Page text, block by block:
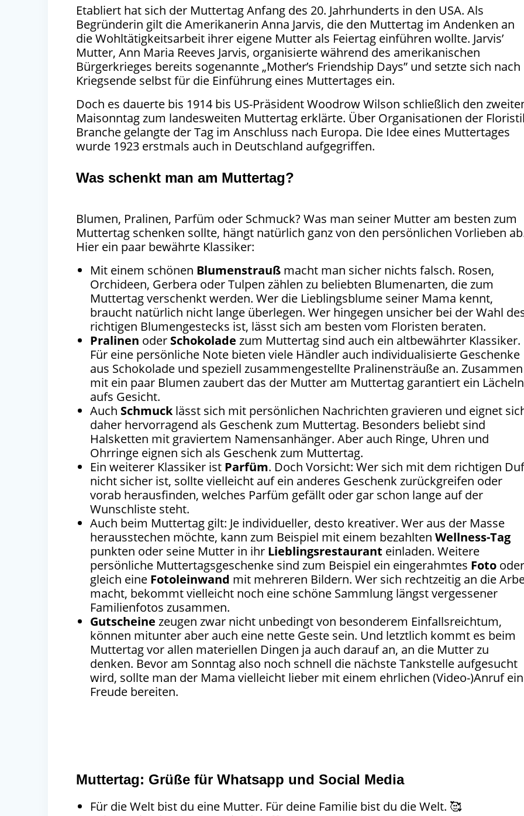
Etabliert hat sich der Muttertag Anfang des 20. Jahrhunderts in den USA. Als
Begründerin gilt die Amerikanerin Anna Jarvis, die den Muttertag im Andenken an
die Wohltätigkeitsarbeit ihrer eigene Mutter als Feiertag einführen wollte. Jarvis’
Mutter, Ann Maria Reeves Jarvis, organisierte während des amerikanischen
Bürgerkrieges bereits sogenannte „Mother’s Friendship Days” und setzte sich nach
Kriegsende selbst für die Einführung eines Muttertages ein.
Doch es dauerte bis 1914 bis US-Präsident Woodrow Wilson schließlich den
Maisonntag zum landesweiten Muttertag erklärte. Über Organisationen der
Branche gelangte der Tag im Anschluss nach Europa. Die Idee eines Muttertages
wurde 1923 erstmals auch in Deutschland aufgegriffen.
Was schenkt man am Muttertag?
Blumen, Pralinen, Parfüm oder Schmuck? Was man seiner Mutter am besten zum
Muttertag schenken sollte, hängt natürlich ganz von den persönlichen Vorlieben
Hier ein paar bewährte Klassiker:
Mit einem schönen Blumenstrauß macht man sicher nichts falsch. Rosen,
Orchideen, Gerbera oder Tulpen zählen zu beliebten Blumenarten, die zum
Muttertag verschenkt werden. Wer die Lieblingsblume seiner Mama kennt,
braucht natürlich nicht lange überlegen. Wer hingegen unsicher bei der Wahl
richtigen Blumengestecks ist, lässt sich am besten vom Floristen beraten.
Pralinen oder Schokoladezum Muttertag sind auch ein altbewährter Klassiker.
Für eine persönliche Note bieten viele Händler auch individualisierte Geschenke
aus Schokolade und speziell zusammengestellte Pralinensträuße an. Zusammen
mit ein paar Blumen zaubert das der Mutter am Muttertag garantiert ein Lächeln
aufs Gesicht.
Auch Schmucklässt sich mit persönlichen Nachrichten gravieren und eignet
daher hervorragend als Geschenk zum Muttertag. Besonders beliebt sind
Halsketten mit graviertem Namensanhänger. Aber auch Ringe, Uhren und
Ohrringe eignen sich als Geschenk zum Muttertag.
Ein weiterer Klassiker ist Parfüm. Doch Vorsicht: Wer sich mit dem richtigen
nicht sicher ist, sollte vielleicht auf ein anderes Geschenk zurückgreifen oder
vorab herausfinden, welches Parfüm gefällt oder gar schon lange auf der
Wunschliste steht.
Auch beim Muttertag gilt: Je individueller, desto kreativer. Wer aus der Masse
herausstechen möchte, kann zum Beispiel mit einem bezahltenWellness-Tag
punkten oder seine Mutter in ihr Lieblingsrestaurant einladen. Weitere
persönliche Muttertagsgeschenke sind zum Beispiel ein eingerahmtes Foto
gleich eine Fotoleinwand mit mehreren Bildern. Wer sich rechtzeitig an die
macht, bekommt vielleicht noch eine schöne Sammlung längst vergessener
Familienfotos zusammen.
Gutscheine zeugen zwar nicht unbedingt von besonderem Einfallsreichtum,
können mitunter aber auch eine nette Geste sein. Und letztlich kommt es beim
Muttertag vor allen materiellen Dingen ja auch darauf an, an die Mutter zu
denken. Bevor am Sonntag also noch schnell die nächste Tankstelle aufgesucht
wird, sollte man der Mama vielleicht lieber mit einem ehrlichen (Video-)Anruf
Freude bereiten.
Muttertag: Grüße für Whatsapp und Social Media
Für die Welt bist du eine Mutter. Für deine Familie bist du die Welt. 🥰